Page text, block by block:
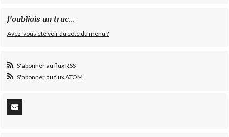
J'oubliais un truc...
Avez-vous été voir du côté du menu ?
S'abonner au flux RSS
S'abonner au flux ATOM